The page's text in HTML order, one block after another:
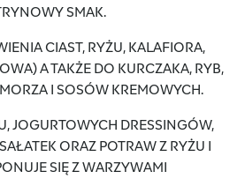
SMAK.
CIAST, RYŻU, KALAFIORA,
A TAKŻE DO KURCZAKA, RYB,
I SOSÓW KREMOWYCH.
JOGURTOWYCH DRESSINGÓW,
ORAZ POTRAW Z RYŻU I
SIĘ Z WARZYWAMI